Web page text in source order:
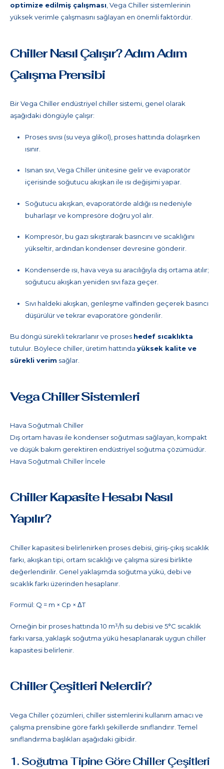
optimize edilmiş çalışması, Vega Chiller sistemlerinin
yüksek verimle çalışmasını sağlayan en önemli faktördür.
Chiller Nasıl Çalışır? Adım Adım
Çalışma Prensibi
Bir Vega Chiller endüstriyel chiller sistemi, genel olarak
aşağıdaki döngüyle çalışır:
Proses sıvısı (su veya glikol), proses hattında dolaşırken
ısınır.
Isınan sıvı, Vega Chiller ünitesine gelir ve evaporatör
içerisinde soğutucu akışkan ile ısı değişimi yapar.
Soğutucu akışkan, evaporatörde aldığı ısı nedeniyle
buharlaşır ve kompresöre doğru yol alır.
Kompresör, bu gazı sıkıştırarak basıncını ve sıcaklığını
yükseltir, ardından kondenser devresine gönderir.
Kondenserde ısı, hava veya su aracılığıyla dış ortama atılır;
soğutucu akışkan yeniden sıvı faza geçer.
Sıvı haldeki akışkan, genleşme valfinden geçerek basıncı
düşürülür ve tekrar evaporatöre gönderilir.
Bu döngü sürekli tekrarlanır ve proses hedef sıcaklıkta
tutulur. Böylece chiller, üretim hattında yüksek kalite ve
sürekli verim sağlar.
Vega Chiller Sistemleri
Hava Soğutmalı Chiller
Dış ortam havası ile kondenser soğutması sağlayan, kompakt
ve düşük bakım gerektiren endüstriyel soğutma çözümüdür.
Hava Soğutmalı Chiller İncele
Chiller Kapasite Hesabı Nasıl
Yapılır?
Chiller kapasitesi belirlenirken proses debisi, giriş-çıkış sıcaklık
farkı, akışkan tipi, ortam sıcaklığı ve çalışma süresi birlikte
değerlendirilir. Genel yaklaşımda soğutma yükü, debi ve
sıcaklık farkı üzerinden hesaplanır.
Formül: Q = m × Cp × ΔT
Örneğin bir proses hattında 10 m³/h su debisi ve 5°C sıcaklık
farkı varsa, yaklaşık soğutma yükü hesaplanarak uygun chiller
kapasitesi belirlenir.
Chiller Çeşitleri Nelerdir?
Vega Chiller çözümleri, chiller sistemlerini kullanım amacı ve
çalışma prensibine göre farklı şekillerde sınıflandırır. Temel
sınıflandırma başlıkları aşağıdaki gibidir.
1. Soğutma Tipine Göre Chiller Çeşitleri